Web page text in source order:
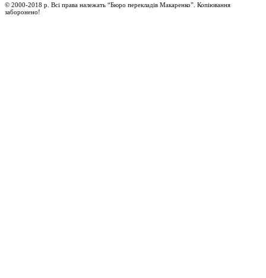
© 2000-2018 р. Всі права належать “Бюро перекладів Макаренко”. Копіювання
заборонено!